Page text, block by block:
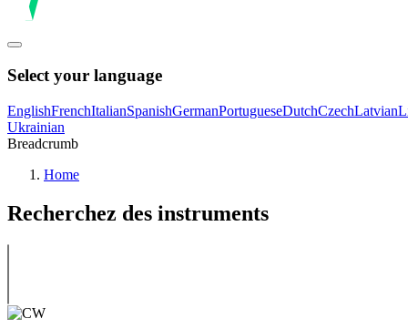
Select your language
EnglishFrenchItalianSpanishGermanPortugueseDutchCzechLatvian
Ukrainian
Breadcrumb
Home
Recherchez des instruments